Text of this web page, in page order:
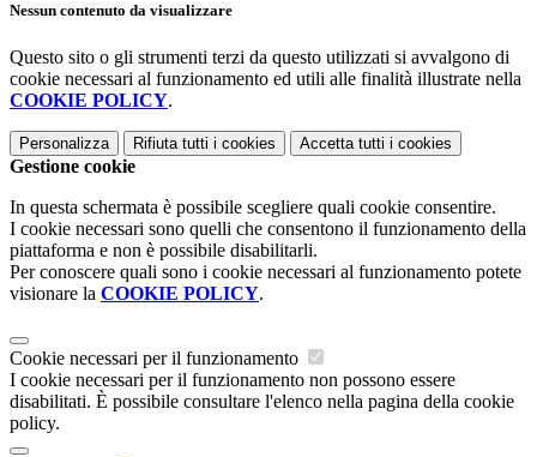
Nessun contenuto da visualizzare
Questo sito o gli strumenti terzi da questo utilizzati si avvalgono di
cookie necessari al funzionamento ed utili alle finalità illustrate nella
COOKIE POLICY.
Personalizza Rifiuta tutti i cookies Accetta tutti i cookies
Gestione cookie
In questa schermata è possibile scegliere quali cookie consentire.
I cookie necessari sono quelli che consentono il funzionamento della
piattaforma e non è possibile disabilitarli.
Per conoscere quali sono i cookie necessari al funzionamento potete
visionare la COOKIE POLICY.
Cookie necessari per il funzionamento
I cookie necessari per il funzionamento non possono essere
disabilitati. È possibile consultare l'elenco nella pagina della cookie
policy.